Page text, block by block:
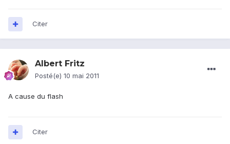
Citer
Albert Fritz
Posté(e) 10 mai 2011
A cause du flash
Citer